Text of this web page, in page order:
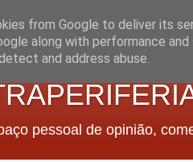
pessoal de opinião,
from Google to deliver its
along with performance
and address abuse.